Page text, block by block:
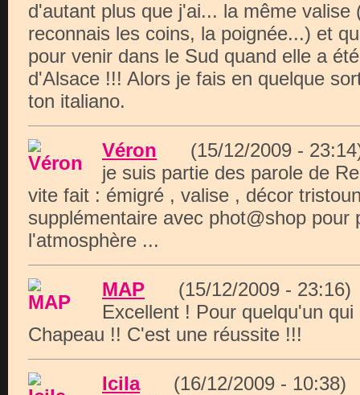
d'autant plus que j'ai... la même valise
reconnais les coins, la poignée...) et
pour venir dans le Sud quand elle a
d'Alsace !!! Alors je fais en quelque
ton italiano.
Véron (15/12/2009 -
je suis partie des parole de
vite fait : émigré , valise , décor
supplémentaire avec phot@shop pour
l'atmosphère ...
MAP (15/12/2009 -
Excellent ! Pour quelqu'un
Chapeau !! C'est une réussite !!!
Icila(16/12/2009 -